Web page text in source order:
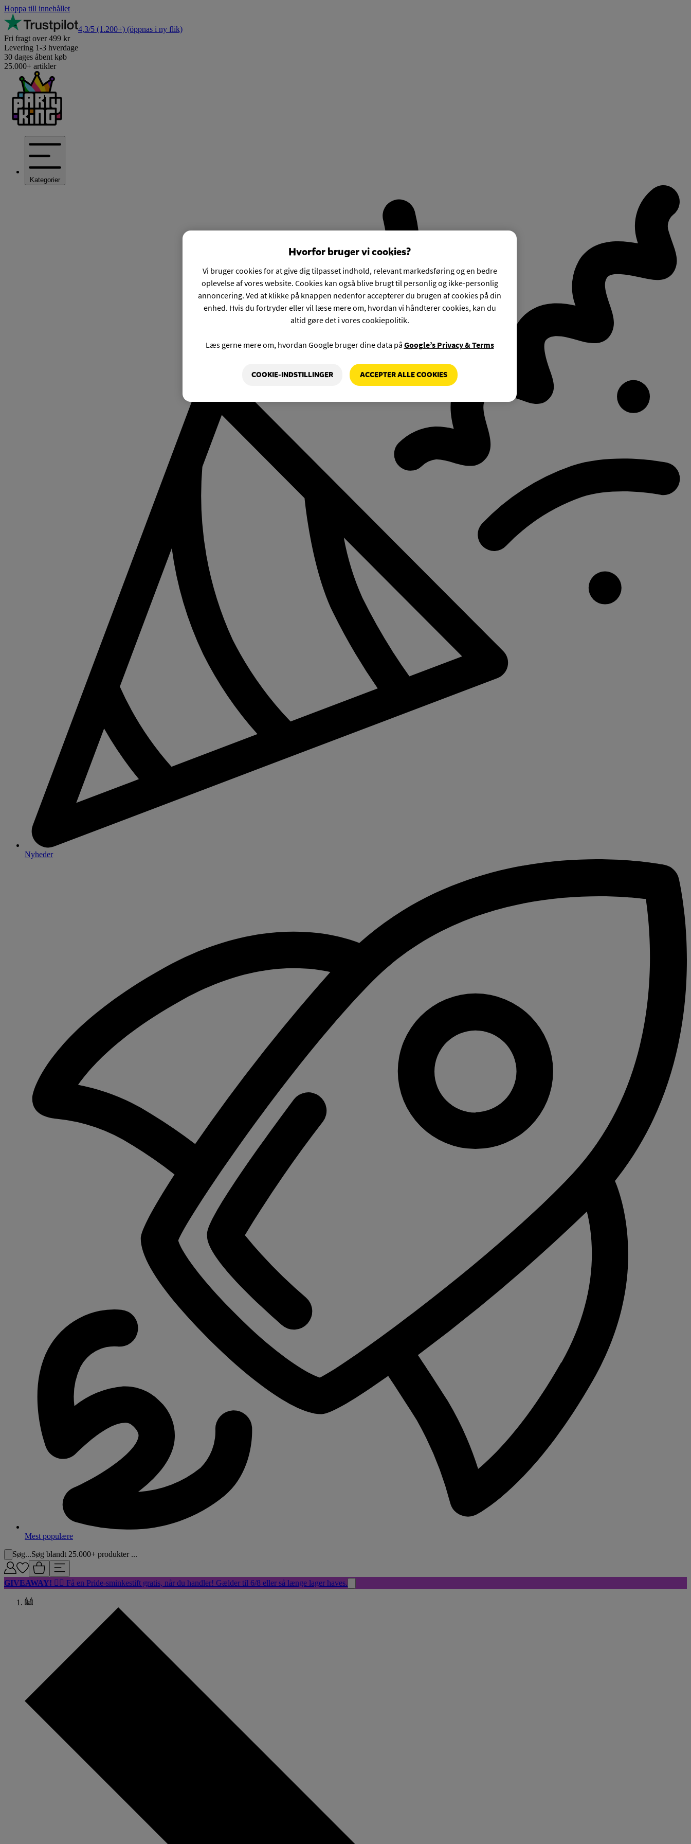
Hoppa till innehållet
4,3/5 (1.200+) (öppnas i ny flik)
Fri fragt over 499 kr
Levering 1-3 hverdage
30 dages åbent køb
25.000+ artikler
Kategorier
Nyheder
Mest populære
Søg...Søg blandt 25.000+ produkter ...
GIVEAWAY! 🏳️‍🌈 Få en Pride-sminkestift gratis, når du handler! Gælder til 6/8 eller så længe lager haves.
Hvorfor bruger vi cookies?
Vi bruger cookies for at give dig tilpasset indhold, relevant markedsføring og en bedre
oplevelse af vores website. Cookies kan også blive brugt til personlig og ikke-personlig
annoncering. Ved at klikke på knappen nedenfor accepterer du brugen af cookies på din
enhed. Hvis du fortryder eller vil læse mere om, hvordan vi håndterer cookies, kan du
altid gøre det i vores cookiepolitik.
Læs gerne mere om, hvordan Google bruger dine data på Google’s Privacy & Terms
COOKIE-INDSTILLINGER ACCEPTER ALLE COOKIES